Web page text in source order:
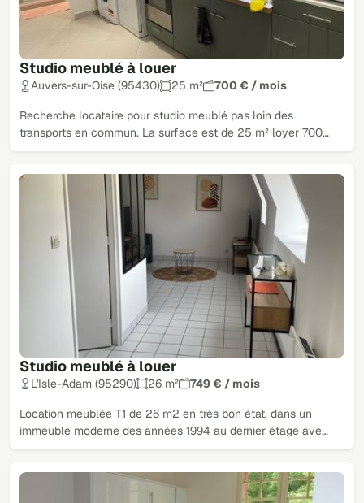
Studio meublé à louer
Auvers-sur-Oise (95430) 25 m² 700 € / mois
Recherche locataire pour studio meublé pas loin des
transports en commun. La surface est de 25 m² loyer 700…
Studio meublé à louer
L'Isle-Adam (95290) 26 m² 749 € / mois
Location meublée T1 de 26 m2 en très bon état, dans un
immeuble moderne des années 1994 au dernier étage ave…